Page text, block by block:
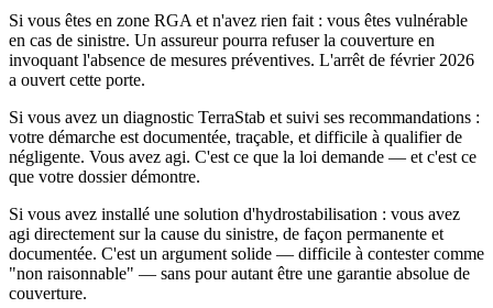
Si vous êtes en zone RGA et n'avez rien fait : vous êtes vulnérable
en cas de sinistre. Un assureur pourra refuser la couverture en
invoquant l'absence de mesures préventives. L'arrêt de février 2026
a ouvert cette porte.
Si vous avez un diagnostic TerraStab et suivi ses recommandations :
votre démarche est documentée, traçable, et difficile à qualifier de
négligente. Vous avez agi. C'est ce que la loi demande — et c'est ce
que votre dossier démontre.
Si vous avez installé une solution d'hydrostabilisation : vous avez
agi directement sur la cause du sinistre, de façon permanente et
documentée. C'est un argument solide — difficile à contester comme
"non raisonnable" — sans pour autant être une garantie absolue de
couverture.